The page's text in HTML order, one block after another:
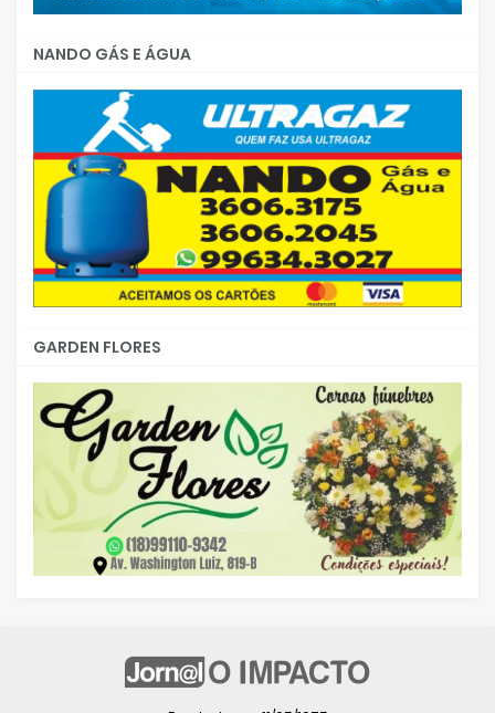
NANDO GÁS E ÁGUA
GARDEN FLORES